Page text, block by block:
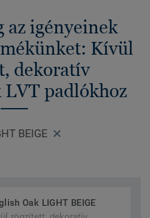
az igényeinek
Kívül
dekoratív
LVT padlókhoz
BEIGE
Oak LIGHT BEIGE